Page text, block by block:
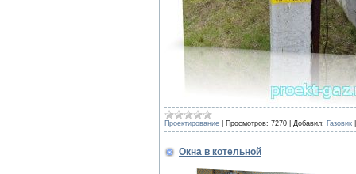
Проектирование Просмотров: 7270 Добавил: Газовик
Окна в котельной